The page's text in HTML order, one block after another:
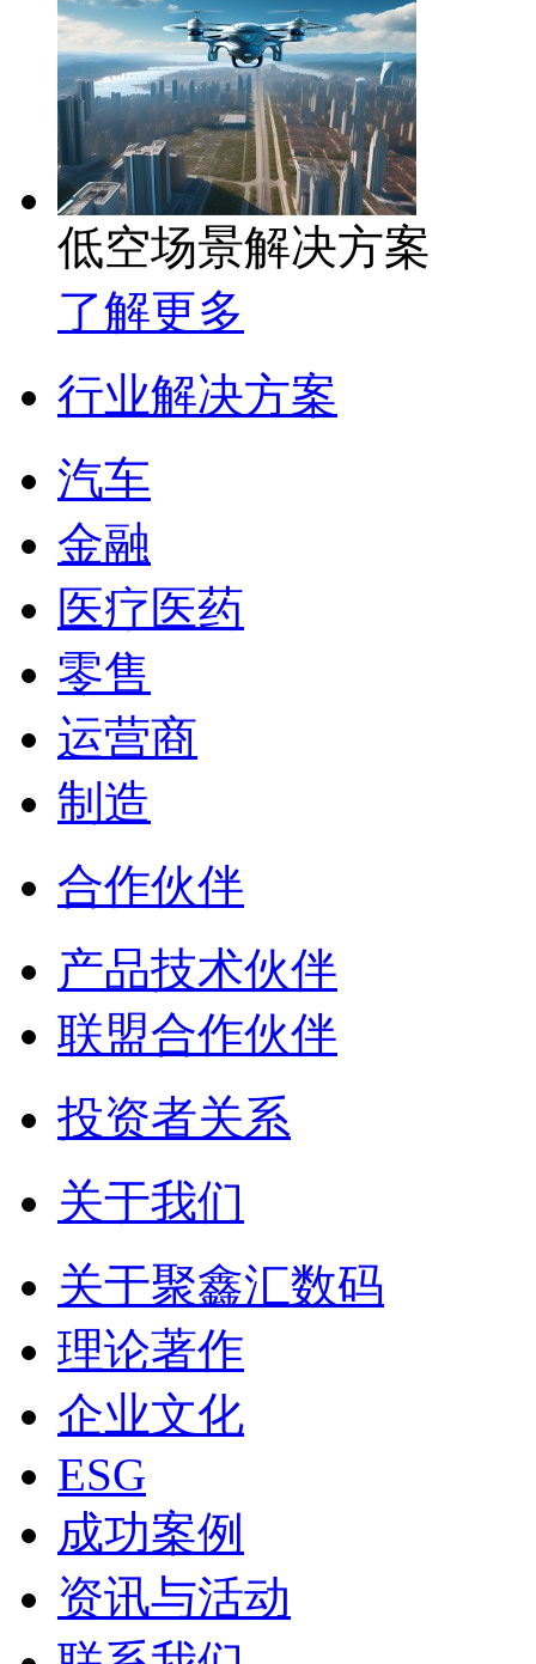
低空场景解决方案
了解更多
行业解决方案
汽车
金融
医疗医药
零售
运营商
制造
合作伙伴
产品技术伙伴
联盟合作伙伴
投资者关系
关于我们
关于聚鑫汇数码
理论著作
企业文化
ESG
成功案例
资讯与活动